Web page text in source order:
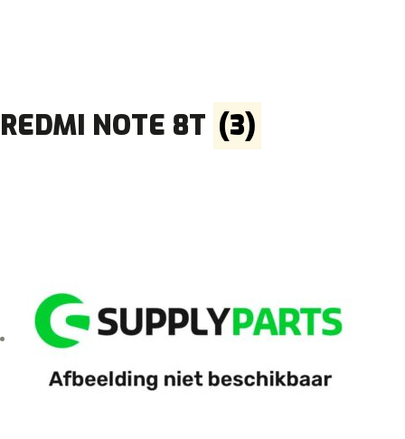
REDMI NOTE 8T (3)